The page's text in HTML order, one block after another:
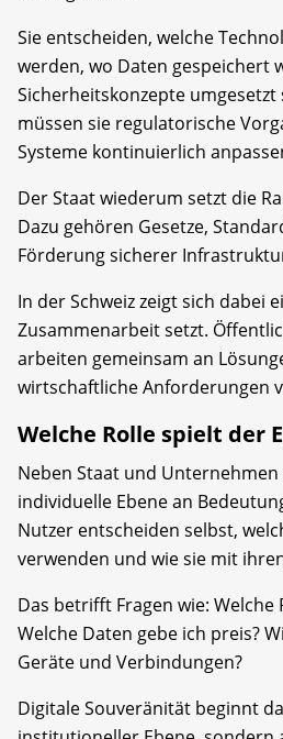
Sie entscheiden, welche
werden, wo Daten gespeichert
Sicherheitskonzepte umgesetzt
müssen sie regulatorische
Systeme kontinuierlich
Der Staat wiederum setzt die
Dazu gehören Gesetze,
Förderung sicherer
In der Schweiz zeigt sich dabei
Zusammenarbeit setzt.
arbeiten gemeinsam an
wirtschaftliche Anforderungen
Welche Rolle spielt der
Neben Staat und
individuelle Ebene an
Nutzer entscheiden selbst,
verwenden und wie sie mit
Das betrifft Fragen wie:
Welche Daten gebe ich preis?
Geräte und Verbindungen?
Digitale Souveränität beginnt